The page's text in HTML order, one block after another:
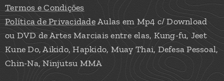
Termos e Condições
Política de PrivacidadeAulas em Mp4 c/ Download
ou DVD de Artes Marciais entre elas, Kung-fu, Jeet
Kune Do, Aikido, Hapkido, Muay Thai, Defesa Pessoal,
Chin-Na, Ninjutsu MMA